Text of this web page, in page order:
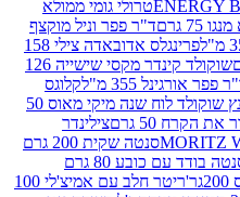
טרולי גומי ממולא
ד"ר פפר וניל מוקצף
פרינגלס אדובאדה צילי 158
שוקולד קינדר מקסי שישייה 126
מ"ל
קלוגס
גונץ שוקולד לוח שנה מיקי מאוס 50
צילינדר
סנטה שקית 200 גרם
סנטה בודד עם כובע 80 גרם
ריטר חלב עם אמיצ'לי 100